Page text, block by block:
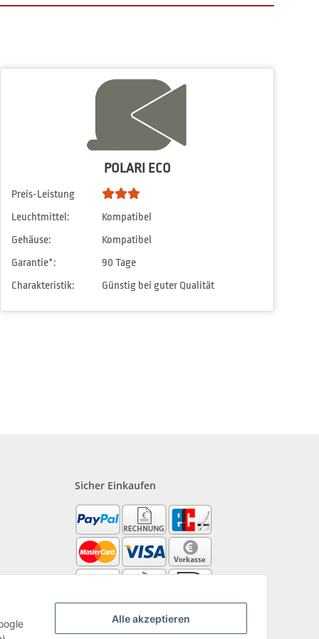
Alle akzeptieren
POLARI ECO
Preis-Leistung
Leuchtmittel:
Kompatibel
Gehäuse:
Kompatibel
Garantie*:
90 Tage
Charakteristik:
Günstig bei guter Qualität
Sicher Einkaufen